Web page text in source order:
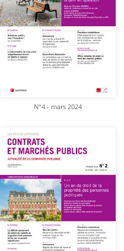
N°4 - mars 2024